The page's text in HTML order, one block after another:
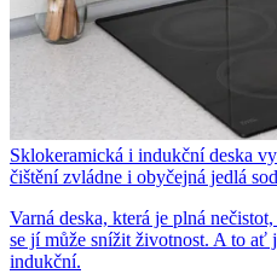
Sklokeramická i indukční deska
čištění zvládne i obyčejná jedlá
Varná deska, která je plná
se jí může snížit životnost. A to ať
indukční.